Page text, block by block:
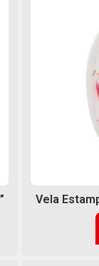
Vela